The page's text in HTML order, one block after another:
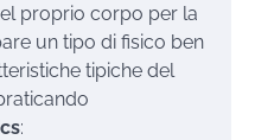
proprio corpo per la
un tipo di fisico ben
tipiche del
: